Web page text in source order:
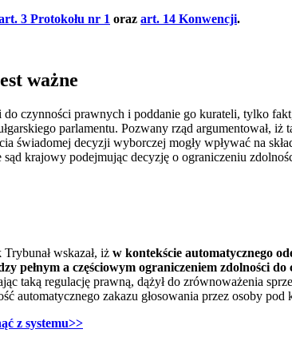
3 Protokołu nr 1 oraz art. 14 Konwencji.
ważne
czynności prawnych i poddanie go kurateli, tylko
parlamentu. Pozwany rząd argumentował, iż
świadomej decyzji wyborczej mogły wpływać na
krajowy podejmując decyzję o ograniczeniu
wskazał, iż w kontekście automatycznego
pełnym a częściowym ograniczeniem zdolności
taką regulację prawną, dążył do zrównoważenia
automatycznego zakazu głosowania przez osoby pod
z systemu>>